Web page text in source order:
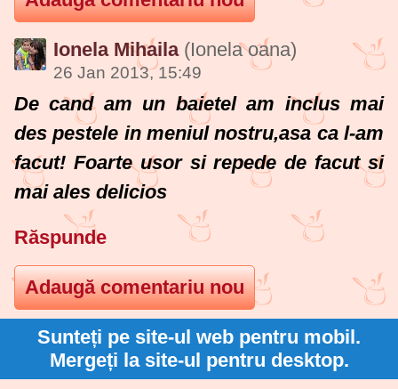
Ionela Mihaila (Ionela oana)
26 Jan 2013, 15:49
De cand am un baietel am inclus mai
des pestele in meniul nostru,asa ca l-am
facut! Foarte usor si repede de facut si
mai ales delicios
Răspunde
Sunteți pe site-ul web pentru mobil.
Mergeți la site-ul pentru desktop.